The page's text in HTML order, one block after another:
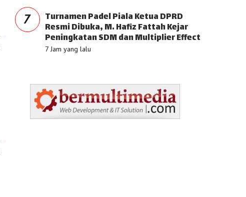
7 Turnamen Padel Piala Ketua DPRD
Resmi Dibuka, M. Hafiz Fattah Kejar
Peningkatan SDM dan Multiplier Effect
7 Jam yang lalu